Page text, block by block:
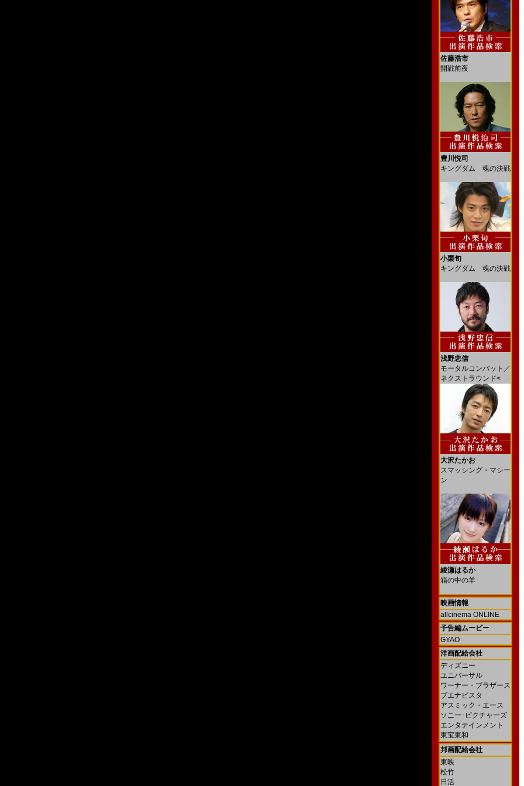
佐藤浩市
開戦前夜
豊川悦司
キングダム 魂の決戦
小栗旬
キングダム 魂の決戦
浅野忠信
モータルコンバット／
ネクストラウンド<
大沢たかお
スマッシング・マシー
ン
綾瀬はるか
箱の中の羊
映画情報
allcinema ONLINE
予告編ムービー
GYAO
洋画配給会社
ディズニー
ユニバーサル
ワーナー・ブラザース
ブエナビスタ
アスミック・エース
ソニー･ピクチャーズ
エンタテインメント
東宝東和
邦画配給会社
東映
松竹
日活